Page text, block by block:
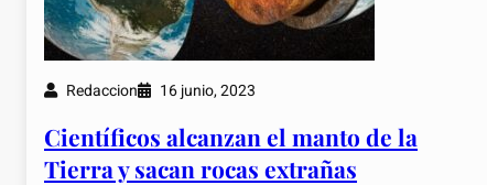
Redaccion 16 junio, 2023
Científicos alcanzan el manto de la
Tierra y sacan rocas extrañas